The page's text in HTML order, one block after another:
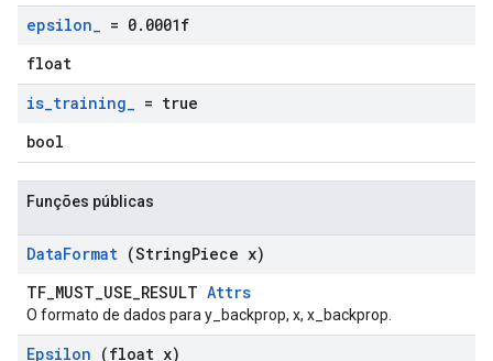
epsilon_ = 0. 0001f
float
is_training_ = true
bool
Funções públicas
DataFormat (StringPiece x)
TF_MUST_USE_RESULT Attrs
O formato de dados para y_backprop, x, x_backprop.
Epsilon (float x)